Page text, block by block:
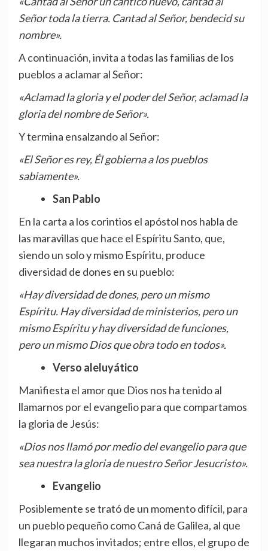
Señor toda la tierra. Cantad al Señor, bendecid su
nombre».
A continuación, invita a todas las familias de los
pueblos a aclamar al Señor:
«Aclamad la gloria y el poder del Señor, aclamad la
gloria del nombre de Señor».
Y termina ensalzando al Señor:
«El Señor es rey, Él gobierna a los pueblos
sabiamente».
San Pablo
En la carta a los corintios el apóstol nos habla de
las maravillas que hace el Espíritu Santo, que,
siendo un solo y mismo Espíritu, produce
diversidad de dones en su pueblo:
«Hay diversidad de dones, pero un mismo
Espíritu. Hay diversidad de ministerios, pero un
mismo Espíritu y hay diversidad de funciones,
pero un mismo Dios que obra todo en todos».
Verso aleluyático
Manifiesta el amor que Dios nos ha tenido al
llamarnos por el evangelio para que compartamos
la gloria de Jesús:
«Dios nos llamó por medio del evangelio para que
sea nuestra la gloria de nuestro Señor Jesucristo».
Evangelio
Posiblemente se trató de un momento difícil, para
un pueblo pequeño como Caná de Galilea, al que
llegaran muchos invitados; entre ellos, el grupo de